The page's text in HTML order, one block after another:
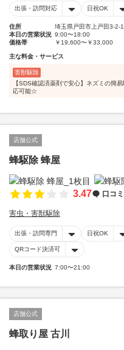
出張・訪問対応 日祝OK
住所
埼玉県戸田市上戸田3-2-
本日の営業状況 9:00〜18:00
価格帯
￥19,600〜￥33,000
主な料金・サービス
害獣駆除
【SDS確認済薬剤で安心】ネズミの簡
応可能☆
店舗公式
蜂駆除 蜂屋
3.47 口コミ
害虫・害獣駆除
出張・訪問専門 日祝OK
QRコード決済可
本日の営業状況 7:00〜21:00
店舗公式
蜂取り屋 古川